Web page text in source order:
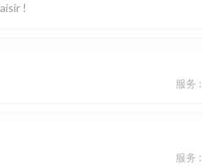
!
服务 :
服务 :